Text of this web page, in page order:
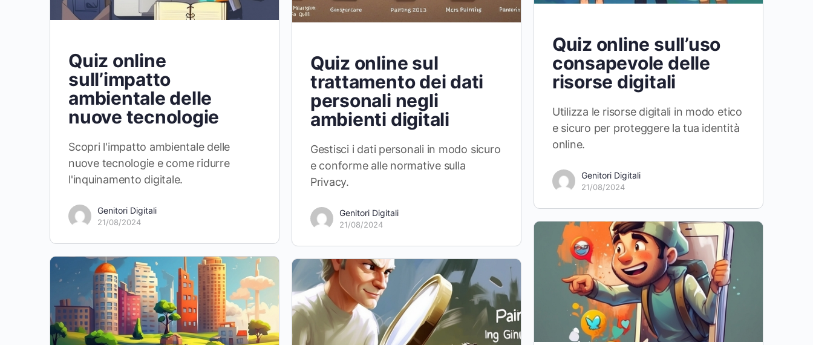
Quiz online sull’uso
consapevole delle
risorse digitali
Utilizza le risorse digitali in modo etico
e sicuro per proteggere la tua identità
online.
Genitori Digitali
21/08/2024
Quiz online
sull’impatto
ambientale delle
nuove tecnologie
Scopri l'impatto ambientale delle
nuove tecnologie e come ridurre
l'inquinamento digitale.
Genitori Digitali
21/08/2024
Quiz online sul
trattamento dei dati
personali negli
ambienti digitali
Gestisci i dati personali in modo sicuro
e conforme alle normative sulla
Privacy.
Genitori Digitali
21/08/2024